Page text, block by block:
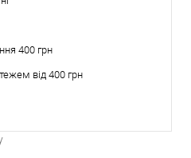
400 грн
від 400 грн